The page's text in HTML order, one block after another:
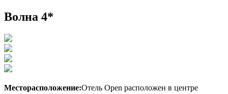
Волна 4*
Месторасположение:Отель Open расположен в центре